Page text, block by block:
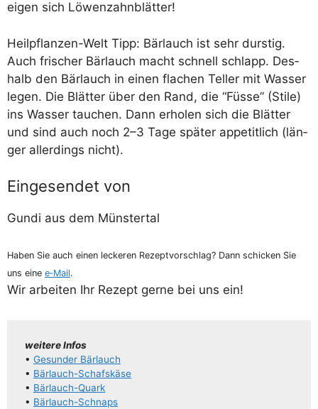
eigen sich Löwenzahnblätter!
Heil­pflan­zen-Welt Tipp: Bär­lauch ist sehr durs­tig.
Auch fri­scher Bär­lauch macht schnell schlapp. Des­
halb den Bär­lauch in einen fla­chen Tel­ler mit Was­ser
legen. Die Blät­ter über den Rand, die “Füs­se” (Sti­le)
ins Was­ser tau­chen. Dann erho­len sich die Blät­ter
und sind auch noch 2–3 Tage spä­ter appe­tit­lich (län­
ger aller­dings nicht).
Eingesendet von
Gun­di aus dem Münstertal
Haben Sie auch einen lecke­ren Rezept­vor­schlag? Dann schi­cken Sie
uns eine e‑Mail.
Wir arbei­ten Ihr Rezept ger­ne bei uns ein!
wei­te­re Infos
• Gesun­der Bärlauch
• Bär­lauch-Schaf­s­­kä­­se
• Bär­lauch-Quark
• Bär­lauch-Schnaps